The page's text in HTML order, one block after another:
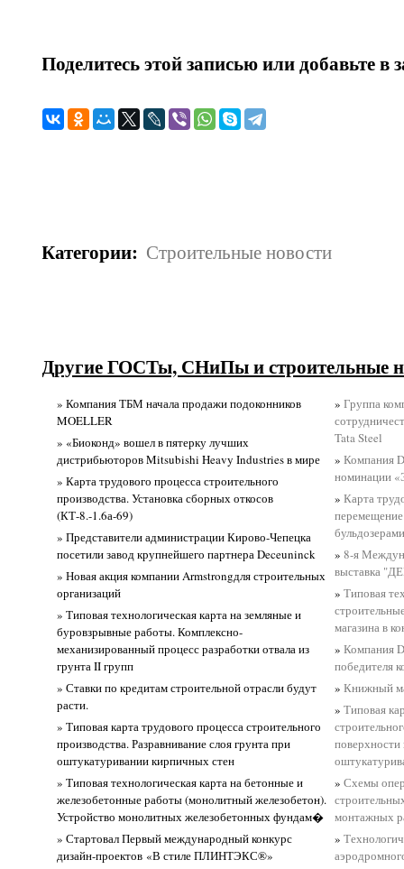
Поделитесь этой записью или добавьте в
Категории: Строительные новости
Другие ГОСТы, СНиПы и строительные
» Компания ТБМ начала продажи подоконников
MOELLER
» «Биоконд» вошел в пятерку лучших
дистрибьюторов Mitsubishi Heavy Industries в мире
» Карта трудового процесса строительного
производства. Установка сборных откосов
(КТ-8.-1.6а-69)
» Представители администрации Кирово-Чепецка
посетили завод крупнейшего партнера Deceuninck
» Новая акция компании Armstrongдля строительных
организаций
» Типовая технологическая карта на земляные и
буровзрывные работы. Комплексно-
механизированный процесс разработки отвала из
грунта II групп
» Ставки по кредитам строительной отрасли будут
расти.
» Типовая карта трудового процесса строительного
производства. Разравнивание слоя грунта при
оштукатуривании кирпичных стен
» Типовая технологическая карта на бетонные и
железобетонные работы (монолитный железобетон).
Устройство монолитных железобетонных фундам�
» Стартовал Первый международный конкурс
дизайн-проектов «В стиле ПЛИНТЭКС®»
»Группа
Tata Steel
»Компания
номинации
»Карта
» 8-я
выставка
»Типовая
магазина в
»Компания
победителя
»Книжный
»Типовая
»Схемы
монтажных
»